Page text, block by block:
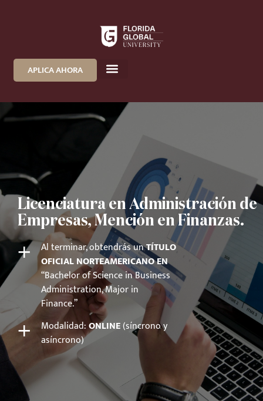
APLICA AHORA
Licenciatura en Administración de
Empresas, Mención en Finanzas.
+ Al terminar, obtendrás unTÍTULO
OFICIAL NORTEAMERICANO EN
“Bachelor of Science in Business
Administration, Major in
Finance.”
+ Modalidad:ONLINE(síncrono y
asíncrono)